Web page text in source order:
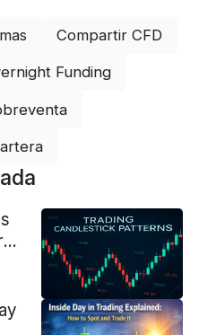
Compartir CFD
Funding